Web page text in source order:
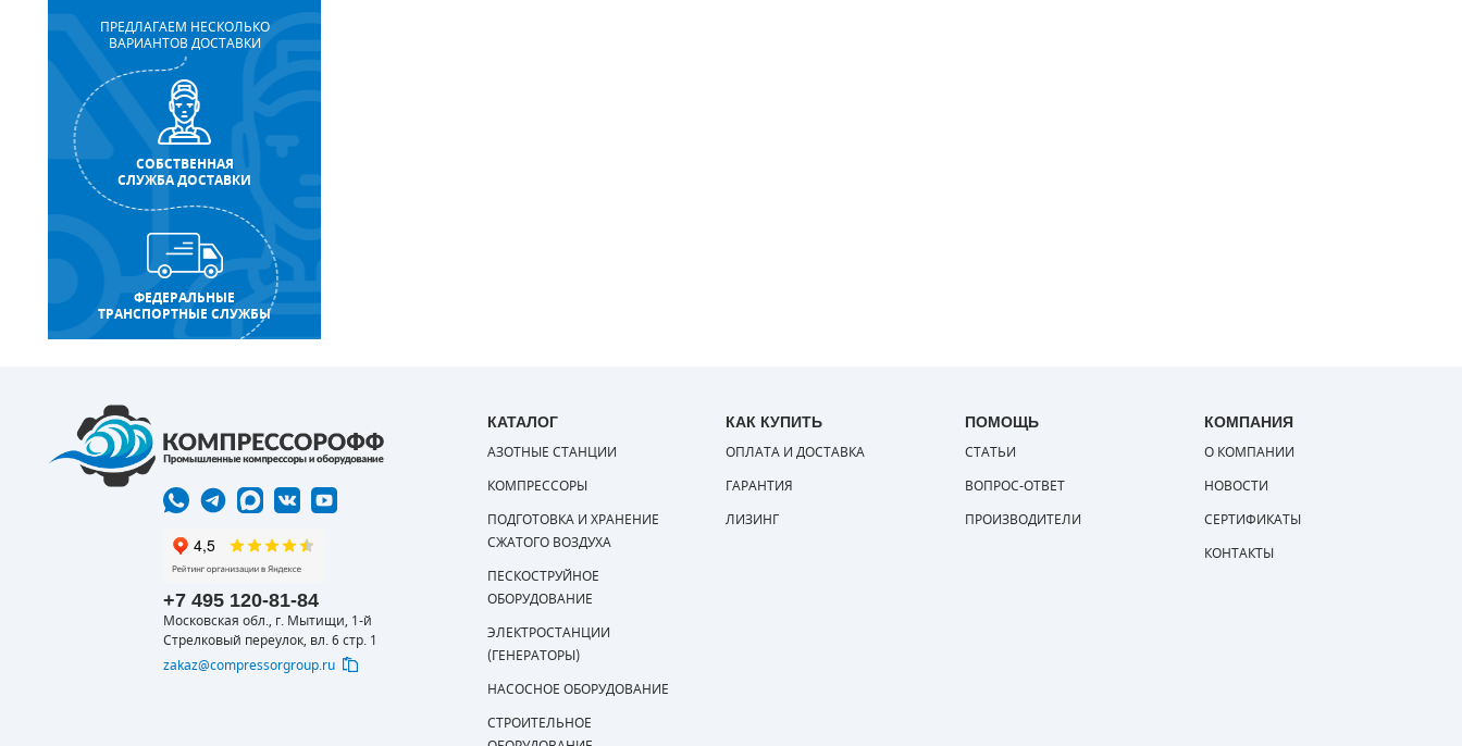
ПРЕДЛАГАЕМ НЕСКОЛЬКО
ВАРИАНТОВ ДОСТАВКИ
СОБСТВЕННАЯ
СЛУЖБА ДОСТАВКИ
ФЕДЕРАЛЬНЫЕ
ТРАНСПОРТНЫЕ СЛУЖБЫ
+7 495 120-81-84
Московская обл., г. Мытищи, 1-й
Стрелковый переулок, вл. 6 стр. 1
zakaz@compressorgroup.ru
КАТАЛОГ
АЗОТНЫЕ СТАНЦИИ
КОМПРЕССОРЫ
ПОДГОТОВКА И ХРАНЕНИЕ
СЖАТОГО ВОЗДУХА
ПЕСКОСТРУЙНОЕ
ОБОРУДОВАНИЕ
ЭЛЕКТРОСТАНЦИИ
(ГЕНЕРАТОРЫ)
НАСОСНОЕ ОБОРУДОВАНИЕ
СТРОИТЕЛЬНОЕ
КАК КУПИТЬ
ОПЛАТА И ДОСТАВКА
ГАРАНТИЯ
ЛИЗИНГ
ПОМОЩЬ
СТАТЬИ
ВОПРОС-ОТВЕТ
ПРОИЗВОДИТЕЛИ
КОМПАНИЯ
О КОМПАНИИ
НОВОСТИ
СЕРТИФИКАТЫ
КОНТАКТЫ